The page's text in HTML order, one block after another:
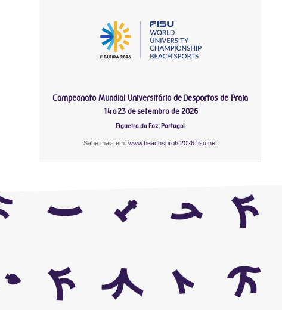
Campeonato Mundial Universitário de Desportos de Praia
14 a 23 de setembro de 2026
Figueira da Foz, Portugal
Sabe mais em:www.beachsprots2026.fisu.net